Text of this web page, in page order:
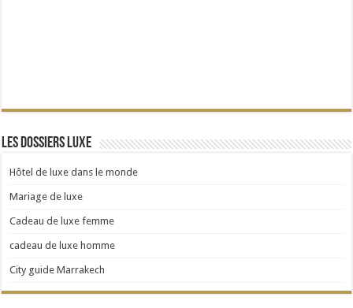
Les dossiers Luxe
Hôtel de luxe dans le monde
Mariage de luxe
Cadeau de luxe femme
cadeau de luxe homme
City guide Marrakech